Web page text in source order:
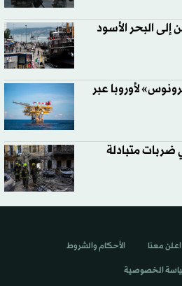
إلى البحر الأسود
لأوروبا عبر
ضربات متبادلة
اعلن معنا الأحكام والشروط
الخصوصية